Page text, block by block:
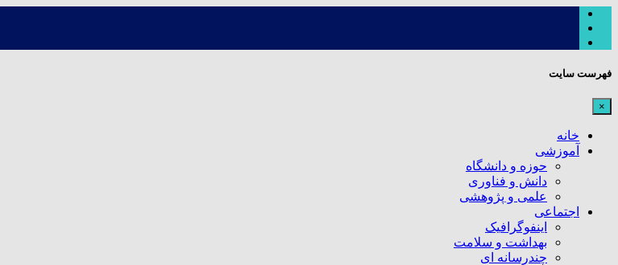
فهرست سایت
×
خانه
آموزشی
حوزه و دانشگاه
دانش و فناوری
علمی و پژوهشی
اجتماعی
اینفوگرافیک
بهداشت و سلامت
چندرسانه ای